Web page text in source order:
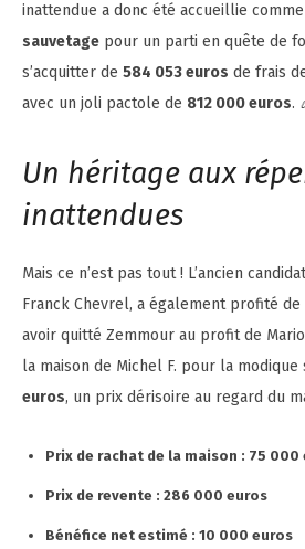
inattendue a donc été accueillie
sauvetage pour un parti en quête de
s’acquitter de 584 053 euros de frais
avec un joli pactole de 812 000 euros.
Un héritage aux
inattendues
Mais ce n’est pas tout ! L’ancien
Franck Chevrel, a également profité
avoir quitté Zemmour au profit de
la maison de Michel F. pour la modique
euros, un prix dérisoire au regard du
Prix de rachat de la maison : 75 000
Prix de revente : 286 000 euros
Bénéfice net estimé : 10 000 euros